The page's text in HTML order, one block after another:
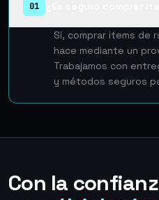
01
Sí, comprar items de
hace mediante un
Trabajamos con
y métodos seguros
Con la